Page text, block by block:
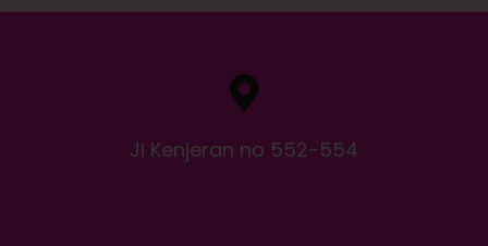
Jl Kenjeran no 552-554